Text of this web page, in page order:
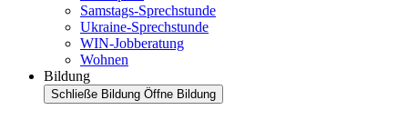
Samstags-Sprechstunde
Ukraine-Sprechstunde
WIN-Jobberatung
Wohnen
Bildung
Schließe Bildung Öffne Bildung